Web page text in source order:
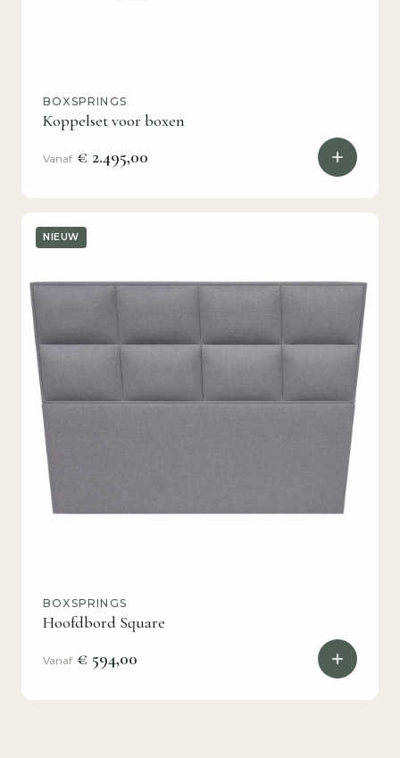
BOXSPRINGS
Koppelset voor boxen
Vanaf € 2.495,00
NIEUW
BOXSPRINGS
Hoofdbord Square
Vanaf € 594,00